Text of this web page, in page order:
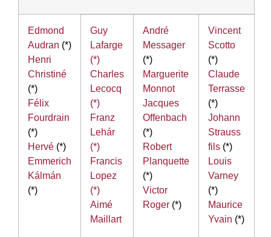
Edmond
Audran (*)
Henri
Christiné
(*)
Félix
Fourdrain
(*)
Hervé (*)
Emmerich
Kálmán
(*)
Guy
Lafarge
(*)
Charles
Lecocq
(*)
Franz
Lehár
(*)
Francis
Lopez
(*)
Aimé
Maillart
André
Messager
(*)
Marguerite
Monnot
Jacques
Offenbach
(*)
Robert
Planquette
(*)
Victor
Roger (*)
Vincent
Scotto
(*)
Claude
Terrasse
(*)
Johann
Strauss
fils (*)
Louis
Varney
(*)
Maurice
Yvain (*)